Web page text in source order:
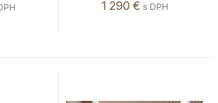
1 290 € s DPH